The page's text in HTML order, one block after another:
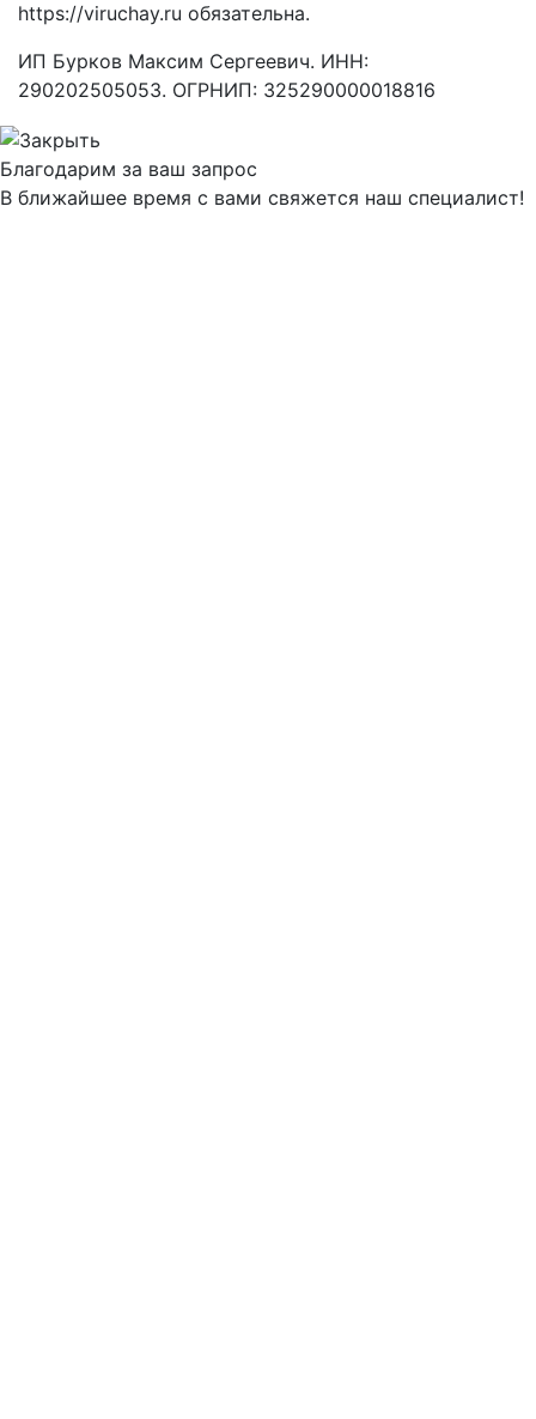
https://viruchay.ru обязательна.
ИП Бурков Максим Сергеевич. ИНН:
290202505053. ОГРНИП: 325290000018816
Благодарим за ваш запрос
В ближайшее время с вами свяжется наш специалист!